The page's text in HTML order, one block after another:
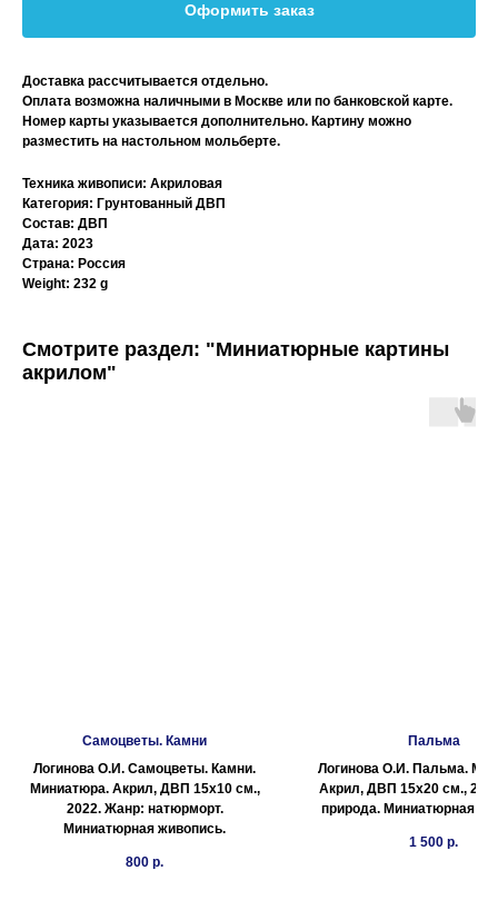
Оформить заказ
Доставка рассчитывается отдельно.
Оплата возможна наличными в Москве или по банковской карте.
Номер карты указывается дополнительно. Картину можно
разместить на настольном мольберте.
Техника живописи: Акриловая
Категория: Грунтованный ДВП
Состав: ДВП
Дата: 2023
Страна: Россия
Weight: 232 g
Смотрите раздел: "Миниатюрные картины
акрилом"
Самоцветы. Камни
Логинова О.И. Самоцветы. Камни.
Миниатюра. Акрил, ДВП 15х10 см.,
2022. Жанр: натюрморт.
Миниатюрная живопись.
800 р.
Пальма
Логинова О.И. Пальма.
Акрил, ДВП 15х20 см.,
природа. Миниатюрная
1 500 р.